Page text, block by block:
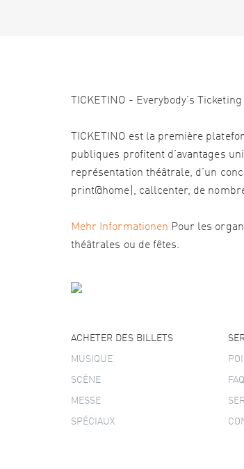
TICKETINO - Everybody's Ticketing
TICKETINO est la première
publiques profitent d’avantages
représentation théâtrale, d’un
print@home), callcenter, de
Mehr Informationen Pour les
théâtrales ou de fêtes.
ACHETER DES BILLETS
MUSIQUE
SCÈNE
MESSE
SPÉCIAUX
FAQ